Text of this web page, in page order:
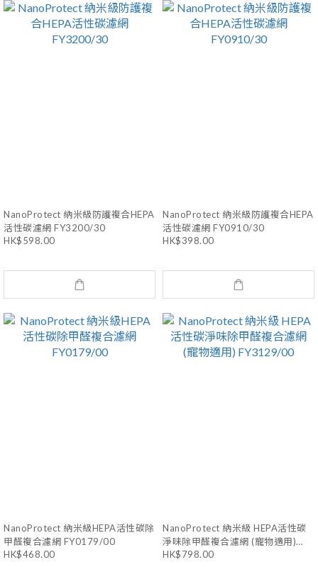
NanoProtect 納米級防護複合HEPA
活性碳濾網 FY3200/30
HK$598.00
NanoProtect 納米級防護複合HEPA
活性碳濾網 FY0910/30
HK$398.00
NanoProtect 納米級HEPA活性碳除
甲醛複合濾網 FY0179/00
HK$468.00
NanoProtect 納米級 HEPA活性碳
淨味除甲醛複合濾網 (寵物適用)
FY3129/00
HK$798.00